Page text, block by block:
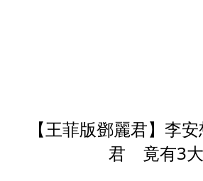
【王菲版鄧麗君】李
君 竟有3